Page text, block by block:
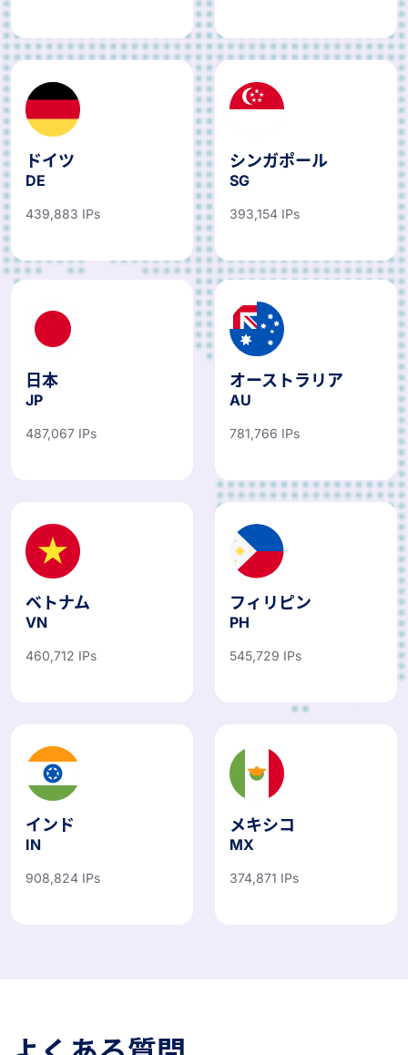
ドイツ
DE
439,883 IPs
シンガポール
SG
393,154 IPs
日本
JP
487,067 IPs
オーストラリア
AU
781,766 IPs
ベトナム
VN
460,712 IPs
フィリピン
PH
545,729 IPs
インド
IN
908,824 IPs
メキシコ
MX
374,871 IPs